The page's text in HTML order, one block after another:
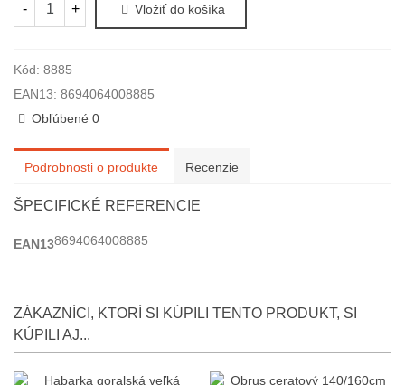
- + Vložiť do košíka
Kód: 8885
EAN13: 8694064008885
Obľúbené 0
Podrobnosti o produkte Recenzie
ŠPECIFICKÉ REFERENCIE
EAN138694064008885
ZÁKAZNÍCI, KTORÍ SI KÚPILI TENTO PRODUKT, SI
KÚPILI AJ...